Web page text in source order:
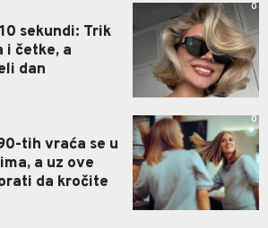
sekundi: Trik
i četke, a
dan
0
tih vraća se u
a uz ove
da kročite
0